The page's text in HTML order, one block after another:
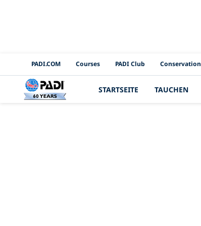
PADI Channels
PADI.COM Courses PADI Club Conservation
STARTSEITE TAUCHEN